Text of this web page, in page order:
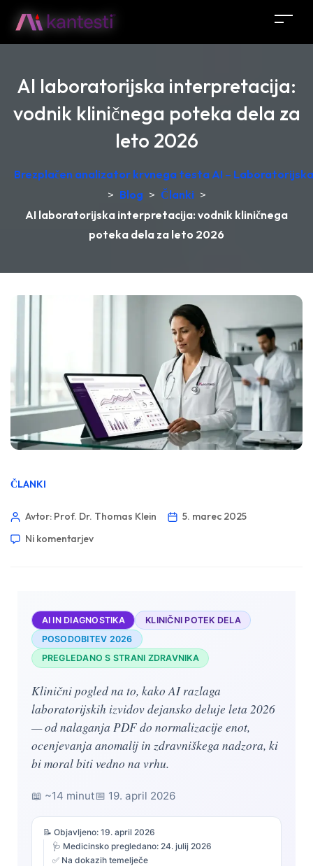
AI laboratorijska interpretacija:
vodnik kliničnega poteka dela za
leto 2026
Brezplačen analizator krvnega testa AI –
> Blog > Članki >
AI laboratorijska interpretacija: vodnik kliničnega
poteka dela za leto 2026
ČLANKI
Avtor: Prof. Dr. Thomas Klein
5. marec 2025
Ni komentarjev
AI IN DIAGNOSTIKA
KLINIČNI POTEK DELA
POSODOBITEV 2026
PREGLEDANO S STRANI ZDRAVNIKA
Klinični pogled na to, kako AI razlaga
laboratorijskih izvidov dejansko deluje leta 2026
— od nalaganja PDF do normalizacije enot,
ocenjevanja anomalij in zdravniškega nadzora, ki
bi moral biti vedno na vrhu.
📖 ~14 minut📅 19. april 2026
📝 Objavljeno: 19. april 2026
🩺 Medicinsko pregledano: 24. julij 2026
✅ Na dokazih temelječe